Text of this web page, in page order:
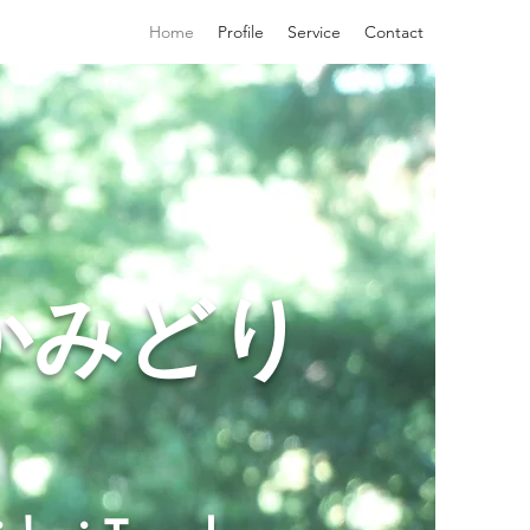
Home Profile Service Contact
みどり